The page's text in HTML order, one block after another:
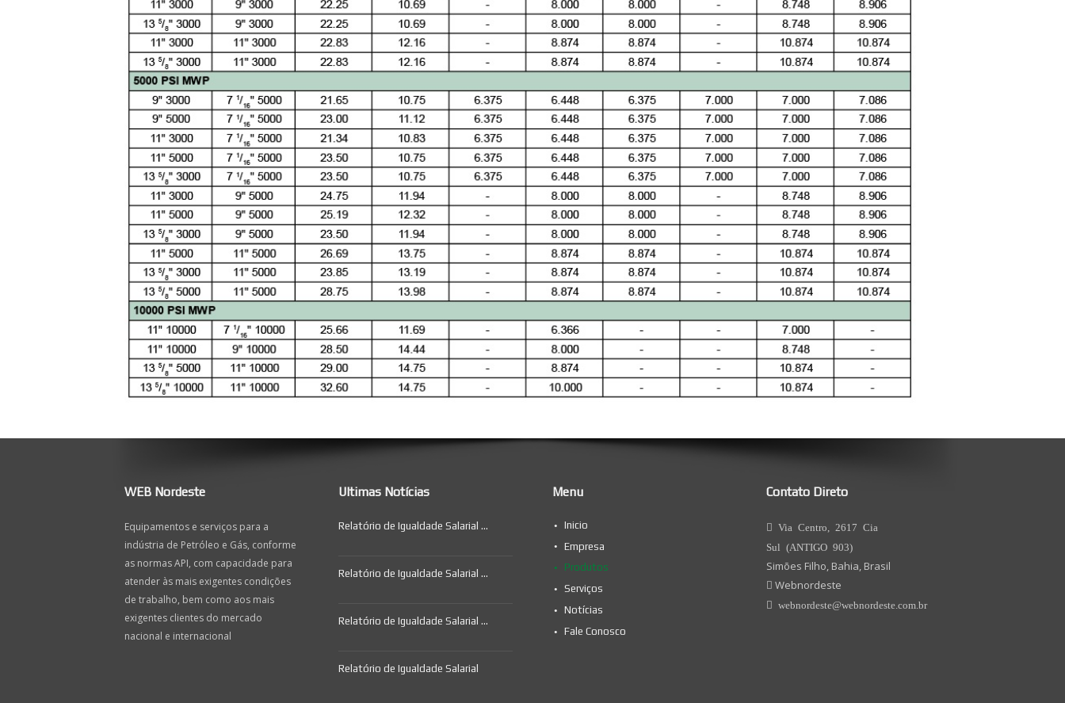
WEB Nordeste
Equipamentos e serviços para a
indústria de Petróleo e Gás, conforme
as normas API, com capacidade para
atender às mais exigentes condições
de trabalho, bem como aos mais
exigentes clientes do mercado
nacional e internacional
Ultimas Notícias
Relatório de Igualdade Salarial …
Relatório de Igualdade Salarial …
Relatório de Igualdade Salarial …
Relatório de Igualdade Salarial
Menu
Inicio
Empresa
Produtos
Serviços
Notícias
Fale Conosco
Contato Direto
Via Centro, 2617 Cia
Sul (ANTIGO 903)
Simões Filho, Bahia, Brasil
Webnordeste
webnordeste@webnordeste.com.br